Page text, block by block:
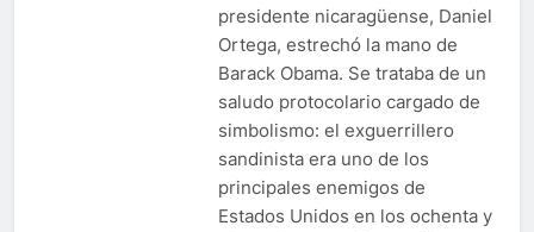
presidente nicaragüense, Daniel
Ortega, estrechó la mano de
Barack Obama. Se trataba de un
saludo protocolario cargado de
simbolismo: el exguerrillero
sandinista era uno de los
principales enemigos de
Estados Unidos en los ochenta y